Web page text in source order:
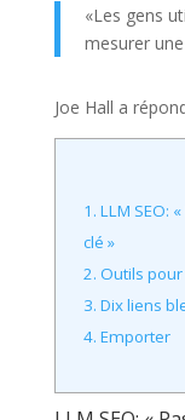
«Les gens
mesurer
Joe Hall a
1. LLM SEO:
clé »
2. Outils pour
3. Dix liens
4. Emporter